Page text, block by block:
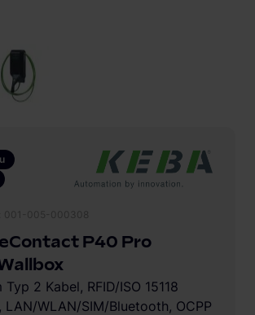
P40 Pro
Typ 2 Kabel, RFID/ISO 15118
LAN/WLAN/SIM/Bluetooth, OCPP